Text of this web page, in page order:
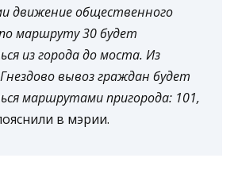
движение общественного
маршруту 30 будет
из города до моста. Из
вывоз граждан будет
маршрутами пригорода: 101,
в мэрии.